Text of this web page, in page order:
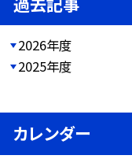
2026年度
2025年度
カレンダー